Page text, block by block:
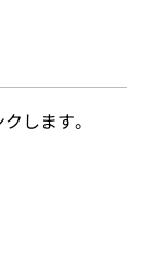
します。